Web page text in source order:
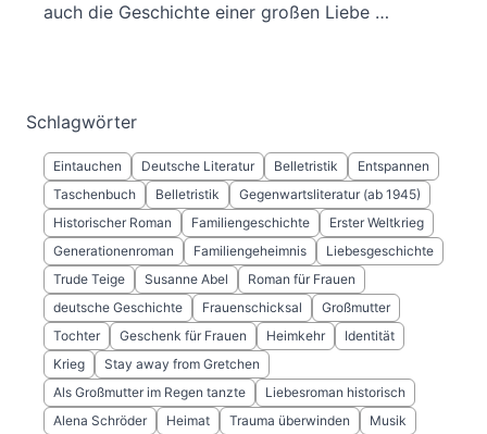
auch die Geschichte einer großen Liebe …
Schlagwörter
Eintauchen Deutsche Literatur Belletristik
Entspannen
Taschenbuch
Belletristik
Gegenwartsliteratur (ab 1945)
Historischer Roman
Familiengeschichte
Erster Weltkrieg
Generationenroman
Familiengeheimnis
Liebesgeschichte
Trude Teige
Susanne Abel
Roman für Frauen
deutsche Geschichte
Frauenschicksal
Großmutter
Tochter
Geschenk für Frauen Heimkehr
Identität
Krieg
Stay away from Gretchen
Als Großmutter im Regen tanzte
Liebesroman historisch
Alena Schröder
Heimat Trauma überwinden Musik